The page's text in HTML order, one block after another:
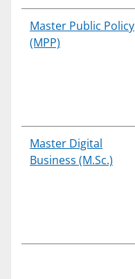
Master Public Policy
(MPP)
Master Digital
Business (M.Sc.)